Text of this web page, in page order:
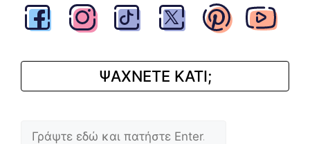
ΨΑΧΝΕΤΕ ΚΑΤΙ;